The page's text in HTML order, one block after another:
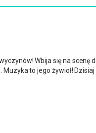
Wbija się na scenę
to jego żywioł! Dzisiaj